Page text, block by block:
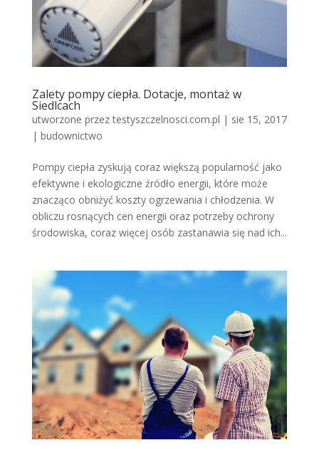
Zalety pompy ciepła. Dotacje, montaż w
Siedlcach
utworzone przeztestyszczelnosci.com.pl | sie 15, 2017
| budownictwo
Pompy ciepła zyskują coraz większą popularność jako
efektywne i ekologiczne źródło energii, które może
znacząco obniżyć koszty ogrzewania i chłodzenia. W
obliczu rosnących cen energii oraz potrzeby ochrony
środowiska, coraz więcej osób zastanawia się nad ich...